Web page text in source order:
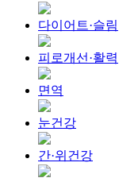
다이어트·슬림
피로개선·활력
면역
눈건강
간·위건강